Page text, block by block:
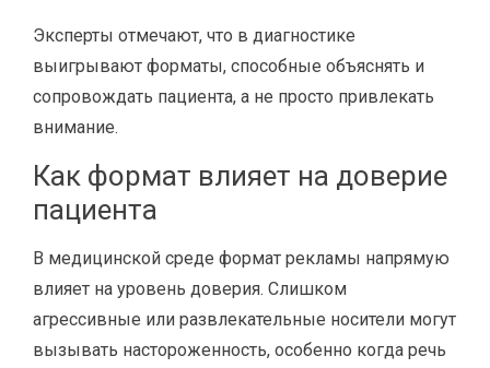
Эксперты отмечают, что в диагностике
выигрывают форматы, способные объяснять и
сопровождать пациента, а не просто привлекать
внимание.
Как формат влияет на доверие
пациента
В медицинской среде формат рекламы напрямую
влияет на уровень доверия. Слишком
агрессивные или развлекательные носители могут
вызывать настороженность, особенно когда речь